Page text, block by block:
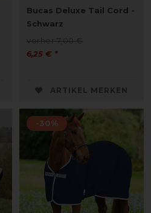
Bucas Deluxe Tail Cord -
Schwarz
vorher 7,00 €
6,25 € *
ARTIKEL MERKEN
-30%